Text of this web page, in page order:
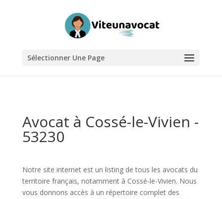
Sélectionner Une Page
Avocat à Cossé-le-Vivien -
53230
Notre site internet est un listing de tous les avocats du
territoire français, notamment à Cossé-le-Vivien. Nous
vous donnons accès à un répertoire complet des